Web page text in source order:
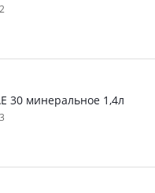
30 минеральное 1,4л